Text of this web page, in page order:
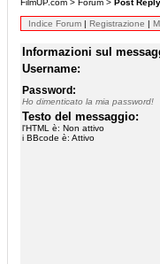
FilmUP.com > Forum > Post Reply
Indice Forum | Registrazione |
Informazioni sul
Username:
Password:
Ho dimenticato la mia password!
Testo del messaggio:
l'HTML è: Non attivo
i BBcode è: Attivo